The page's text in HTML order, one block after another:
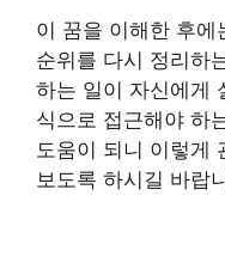
이 꿈을 이해한 후에
순위를 다시 정리하
하는 일이 자신에게
식으로 접근해야 하
도움이 되니 이렇게
보도록 하시길 바랍